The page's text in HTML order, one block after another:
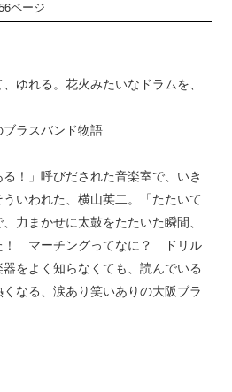
ページ
ゆれる。花火みたいなドラムを、
ラスバンド物語
る！」呼びだされた音楽室で、いき
いわれた、横山英二。「たたいて
力まかせに太鼓をたたいた瞬間、
！ マーチングってなに？ ドリル
をよく知らなくても、読んでいる
なる、涙あり笑いありの大阪ブラ